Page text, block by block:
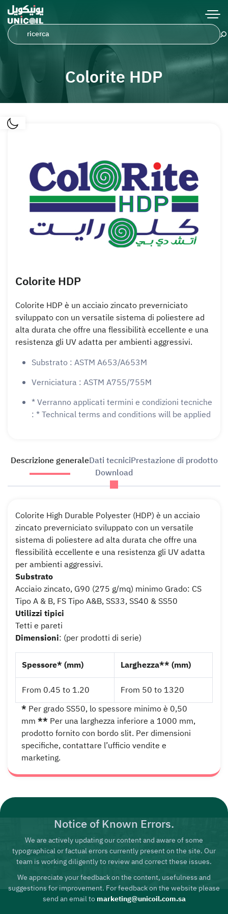
Colorite HDP
Colorite HDP
Colorite HDP è un acciaio zincato preverniciato
sviluppato con un versatile sistema di poliestere ad
alta durata che offre una flessibilità eccellente e una
resistenza gli UV adatta per ambienti aggressivi.
Substrato : ASTM A653/A653M
Verniciatura : ASTM A755/755M
* Verranno applicati termini e condizioni tecniche
: * Technical terms and conditions will be applied
Descrizione generaleDati tecniciPrestazione di prodotto
Download
Colorite High Durable Polyester (HDP) è un acciaio
zincato preverniciato sviluppato con un versatile
sistema di poliestere ad alta durata che offre una
flessibilità eccellente e una resistenza gli UV adatta
per ambienti aggressivi.
Substrato
Acciaio zincato, G90 (275 g/mq) minimo Grado: CS
Tipo A & B, FS Tipo A&B, SS33, SS40 & SS50
Utilizzi tipici
Tetti e pareti
Dimensioni: (per prodotti di serie)
Spessore* (mm) Larghezza** (mm)
From 0.45 to 1.20
From 50 to 1320
* Per grado SS50, lo spessore minimo è 0,50
mm ** Per una larghezza inferiore a 1000 mm,
prodotto fornito con bordo slit. Per dimensioni
specifiche, contattare l’ufficio vendite e
marketing.
Notice of Known Errors.
We are actively updating our content and aware of some
typographical or factual errors currently present on the site. Our
team is working diligently to review and correct these issues.
We appreciate your feedback on the content, usefulness and
suggestions for improvement. For feedback on the website please
send an email tomarketing@unicoil.com.sa